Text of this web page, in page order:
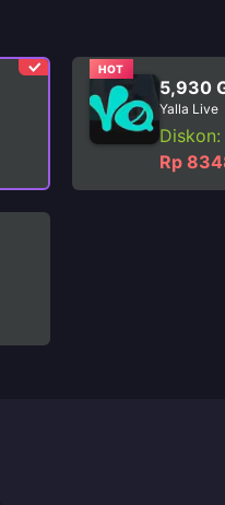
HOT
5,930
Yalla Live
Diskon:
Rp